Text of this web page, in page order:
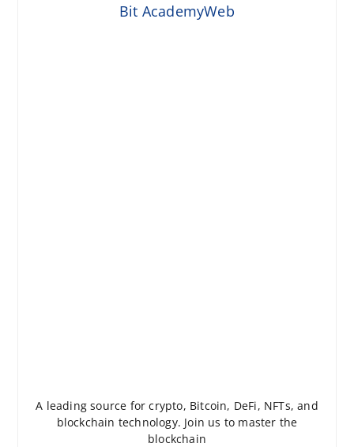
Bit AcademyWeb
A leading source for crypto, Bitcoin, DeFi, NFTs, and
blockchain technology. Join us to master the
blockchain